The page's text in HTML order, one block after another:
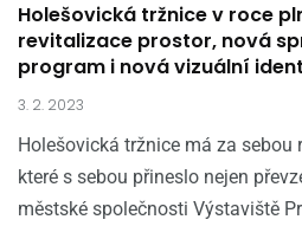
Holešovická tržnice v roce
revitalizace prostor, nová
program i nová vizuální
3. 2. 2023
Holešovická tržnice má za sebou
které s sebou přineslo nejen
městské společnosti Výstaviště